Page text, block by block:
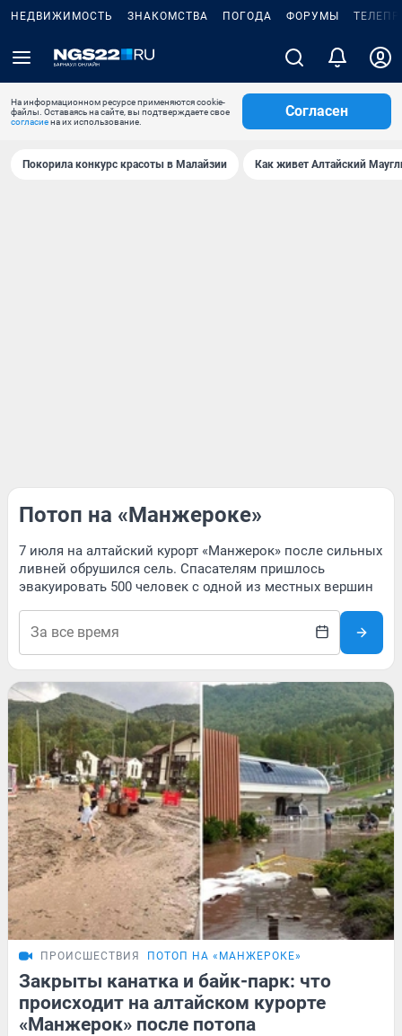
НЕДВИЖИМОСТЬ ЗНАКОМСТВА ПОГОДА ФОРУМЫ
На информационном ресурсе применяются cookie-
файлы. Оставаясь на сайте, вы подтверждаете свое
согласиена их использование.
Согласен
Покорила конкурс красоты в Малайзии Как живет Алтайский
Потоп на «Манжероке»
7 июля на алтайский курорт «Манжерок» после сильных
ливней обрушился сель. Спасателям пришлось
эвакуировать 500 человек с одной из местных вершин
ПРОИСШЕСТВИЯ ПОТОП НА «МАНЖЕРОКЕ»
Закрыты канатка и байк-парк: что
происходит на алтайском курорте
«Манжерок» после потопа